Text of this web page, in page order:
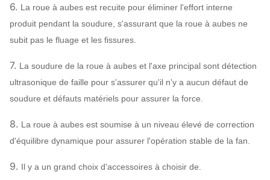
Fan de
chaudière
Facultatif
débouché, amortisseur, déclencheur
électrique, isolant de choc, accouplement de
diaphragme, accouplement liquide, couverture
capteur vibrant, démarreur mou, inverseur,
moteur électrique spécial, système de
lubrification d'instrument de contrôle du
système, réservoir aérien etc. de lubrifiant.
6. La roue à aubes est recuite pour éliminer l'effort interne
produit pendant la soudure, s'assurant que la roue à aubes ne
subit pas le fluage et les fissures.
7. La soudure de la roue à aubes et l'axe principal sont détection
ultrasonique de faille pour s'assurer qu'il n'y a aucun défaut de
soudure et défauts matériels pour assurer la force.
8. La roue à aubes est soumise à un niveau élevé de correction
d'équilibre dynamique pour assurer l'opération stable de la fan.
9. Il y a un grand choix d'accessoires à choisir de.